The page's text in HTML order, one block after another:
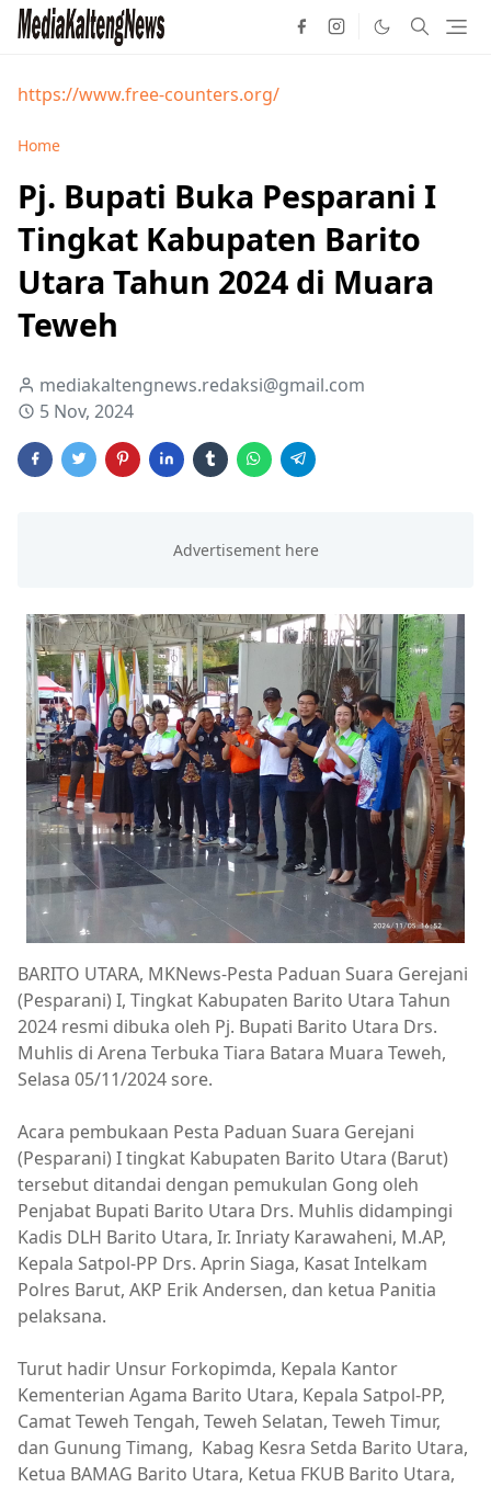
https://www.free-counters.org/
Home
Pj. Bupati Buka Pesparani I
Tingkat Kabupaten Barito
Utara Tahun 2024 di Muara
Teweh
mediakaltengnews.redaksi@gmail.com
5 Nov, 2024
BARITO UTARA, MKNews-Pesta Paduan Suara Gerejani
(Pesparani) I, Tingkat Kabupaten Barito Utara Tahun
2024 resmi dibuka oleh Pj. Bupati Barito Utara Drs.
Muhlis di Arena Terbuka Tiara Batara Muara Teweh,
Selasa 05/11/2024 sore.
Acara pembukaan Pesta Paduan Suara Gerejani
(Pesparani) I tingkat Kabupaten Barito Utara (Barut)
tersebut ditandai dengan pemukulan Gong oleh
Penjabat Bupati Barito Utara Drs. Muhlis didampingi
Kadis DLH Barito Utara, Ir. Inriaty Karawaheni, M.AP,
Kepala Satpol-PP Drs. Aprin Siaga, Kasat Intelkam
Polres Barut, AKP Erik Andersen, dan ketua Panitia
pelaksana.
Turut hadir Unsur Forkopimda, Kepala Kantor
Kementerian Agama Barito Utara, Kepala Satpol-PP,
Camat Teweh Tengah, Teweh Selatan, Teweh Timur,
dan Gunung Timang, Kabag Kesra Setda Barito Utara,
Ketua BAMAG Barito Utara, Ketua FKUB Barito Utara,